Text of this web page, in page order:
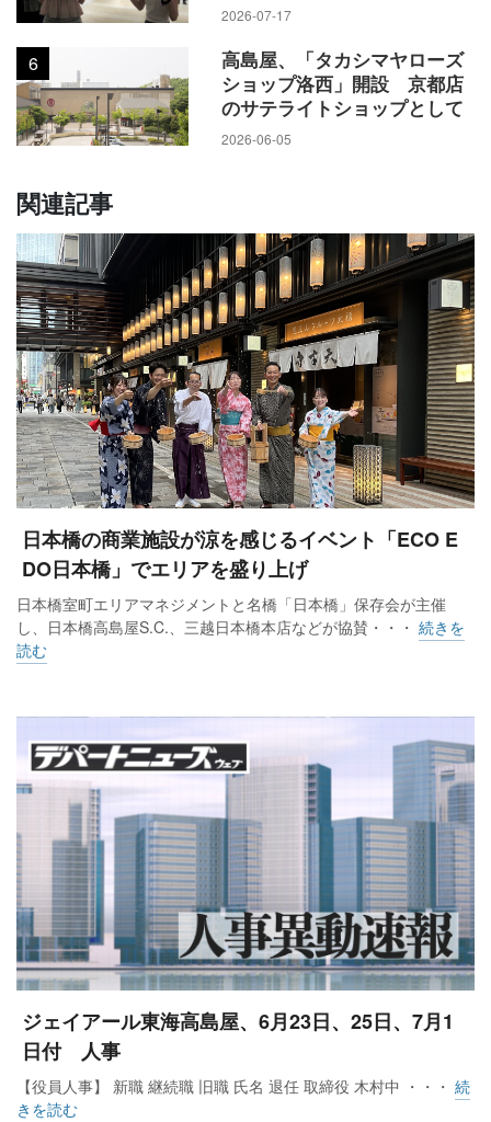
2026-07-17
6
高島屋、「タカシマヤローズ
ショップ洛西」開設 京都店
のサテライトショップとして
2026-06-05
関連記事
日本橋の商業施設が涼を感じるイベント「ECO E
DO日本橋」でエリアを盛り上げ
日本橋室町エリアマネジメントと名橋「日本橋」保存会が主催
し、日本橋高島屋S.C.、三越日本橋本店などが協賛・・・ 続きを
読む
ジェイアール東海高島屋、6月23日、25日、7月1
日付 人事
【役員人事】 新職 継続職 旧職 氏名 退任 取締役 木村中 ・・・ 続
きを読む